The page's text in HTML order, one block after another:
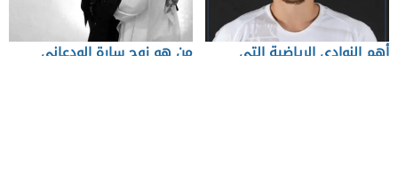
أهم النوادي الرياضية التي
من هو زوج سارة الودعاني